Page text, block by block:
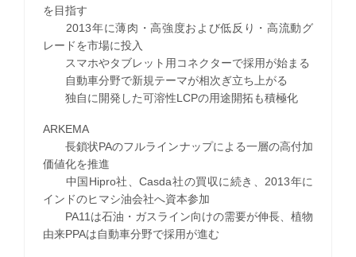
を目指す
2013年に薄肉・高強度および低反り・高流動グ
レードを市場に投入
スマホやタブレット用コネクターで採用が始まる
自動車分野で新規テーマが相次ぎ立ち上がる
独自に開発した可溶性LCPの用途開拓も積極化
ARKEMA
長鎖状PAのフルラインナップによる一層の高付加
価値化を推進
中国Hipro社、Casda社の買収に続き、2013年に
インドのヒマシ油会社へ資本参加
PA11は石油・ガスライン向けの需要が伸長、植物
由来PPAは自動車分野で採用が進む